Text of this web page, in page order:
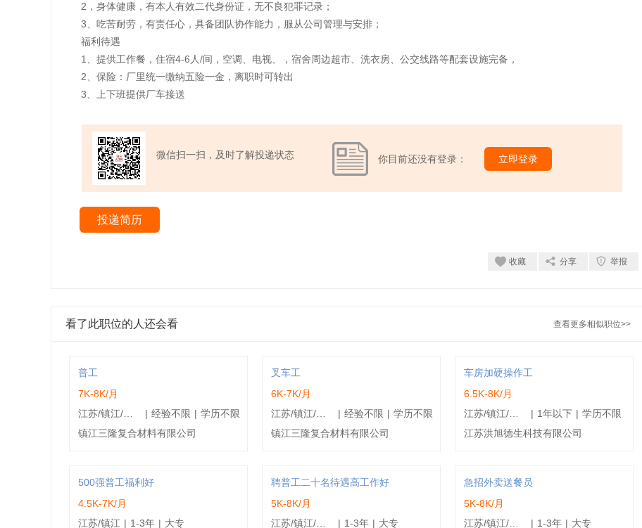
2，身体健康，有本人有效二代身份证，无不良犯罪记录；
3、吃苦耐劳，有责任心，具备团队协作能力，服从公司管理与安排；
福利待遇
1、提供工作餐，住宿4-6人/间，空调、电视、，宿舍周边超市、洗衣房、公交线路等配套设施完备，
2、保险：厂里统一缴纳五险一金，离职时可转出
3、上下班提供厂车接送
微信扫一扫，及时了解投递状态 你目前还没有登录： 立即登录
投递简历
收藏 分享 举报
看了此职位的人还会看 查看更多相似职位>>
普工
7K-8K/月
| 经验不限 | 学历不限
镇江三隆复合材料有限公司
叉车工
6K-7K/月
| 经验不限 | 学历不限
镇江三隆复合材料有限公司
车房加硬操作工
6.5K-8K/月
| 1年以下 | 学历不限
江苏洪旭德生科技有限公司
500强普工福利好
4.5K-7K/月
江苏/镇江 | 1-3年 | 大专
聘普工二十名待遇高工作好
5K-8K/月
| 1-3年 | 大专
急招外卖送餐员
5K-8K/月
| 1-3年 | 大专